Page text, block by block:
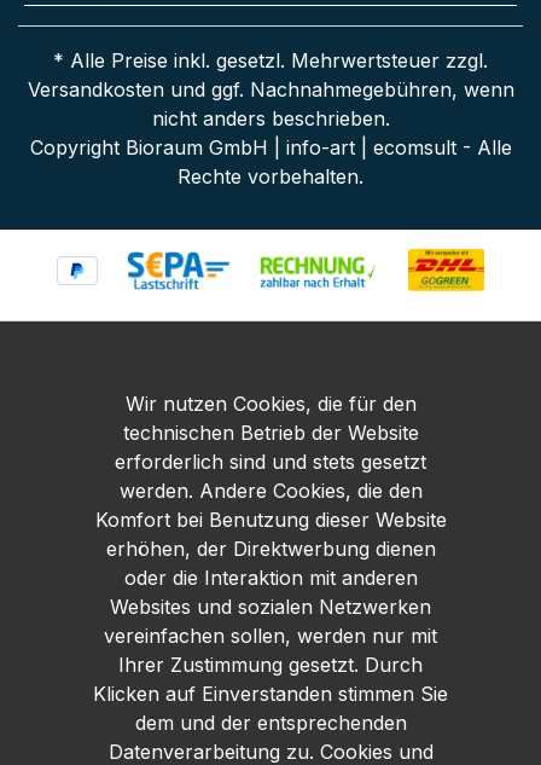
* Alle Preise inkl. gesetzl. Mehrwertsteuer zzgl.
Versandkostenund ggf. Nachnahmegebühren, wenn
nicht anders beschrieben.
Copyright Bioraum GmbH | info-art | ecomsult - Alle
Rechte vorbehalten.
Wir nutzen Cookies, die für den
technischen Betrieb der Website
erforderlich sind und stets gesetzt
werden. Andere Cookies, die den
Komfort bei Benutzung dieser Website
erhöhen, der Direktwerbung dienen
oder die Interaktion mit anderen
Websites und sozialen Netzwerken
vereinfachen sollen, werden nur mit
Ihrer Zustimmung gesetzt. Durch
Klicken auf Einverstanden stimmen Sie
dem und der entsprechenden
Datenverarbeitung zu. Cookies und